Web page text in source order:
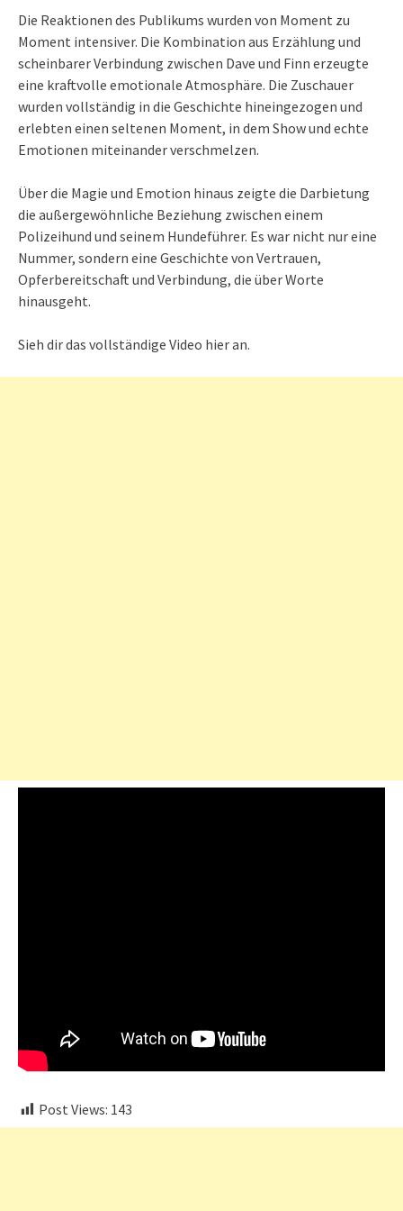
Die Reaktionen des Publikums wurden von Moment zu
Moment intensiver. Die Kombination aus Erzählung und
scheinbarer Verbindung zwischen Dave und Finn erzeugte
eine kraftvolle emotionale Atmosphäre. Die Zuschauer
wurden vollständig in die Geschichte hineingezogen und
erlebten einen seltenen Moment, in dem Show und echte
Emotionen miteinander verschmelzen.
Über die Magie und Emotion hinaus zeigte die Darbietung
die außergewöhnliche Beziehung zwischen einem
Polizeihund und seinem Hundeführer. Es war nicht nur eine
Nummer, sondern eine Geschichte von Vertrauen,
Opferbereitschaft und Verbindung, die über Worte
hinausgeht.
Sieh dir das vollständige Video hier an.
Post Views: 143